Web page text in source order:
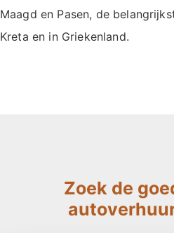
Maagd en Pasen, de
Kreta en in Griekenland.
Zoek de